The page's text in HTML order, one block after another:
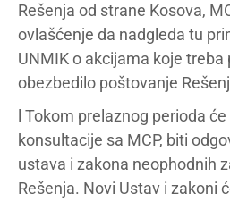
Rešenja od strane Kosova,
ovlašćenje da nadgleda tu
UNMIK o akcijama koje treba
obezbedilo poštovanje
l Tokom prelaznog perioda
konsultacije sa MCP, biti
ustava i zakona neophodnih
Rešenja. Novi Ustav i zakoni